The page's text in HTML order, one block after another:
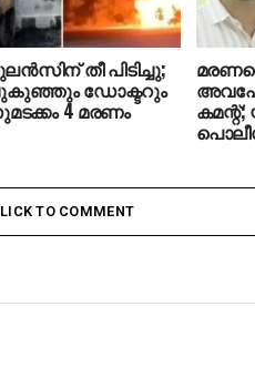
തീ പിടിച്ചു;
ഡോക്ടറും
4 മരണം
TO COMMENT